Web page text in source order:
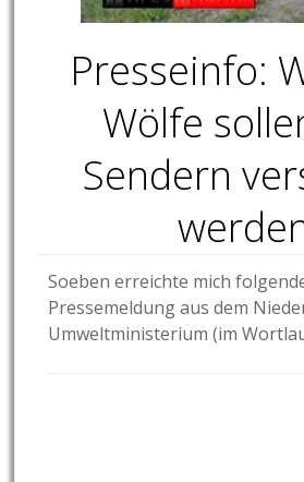
Presseinfo:
Wölfe
Sendern
Soeben erreichte mich
Pressemeldung aus dem
Umweltministerium (im